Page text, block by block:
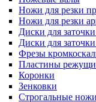
Ножи для резки
Ножи для резки
Диски для
Диски для
Фрезы
Пластины
Коронки
Зенковки
Строгальные ножи